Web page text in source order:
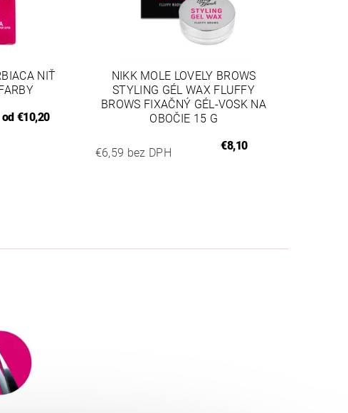
NIŤ
od €10,20
NIKK MOLE LOVELY BROWS
STYLING GÉL WAX FLUFFY
BROWS FIXAČNÝ GÉL-VOSK NA
OBOČIE 15 G
€6,59 bez DPH
€8,10